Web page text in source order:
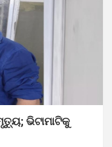
ଭିଟାମାଟିକୁ